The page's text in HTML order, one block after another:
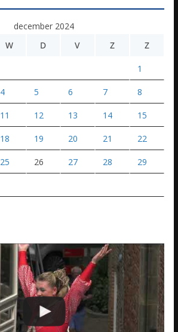
december 2024
W D V Z Z
1
4 5 6 7 8
11 12 13 14 15
18 19 20 21 22
25 26 27 28 29